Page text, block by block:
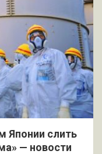
Японии слить
— новости